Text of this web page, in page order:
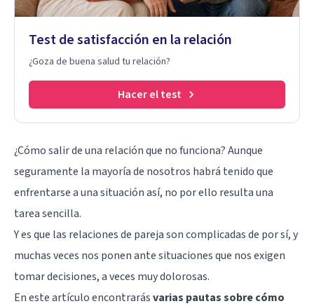
Test de satisfacción en la relación
¿Goza de buena salud tu relación?
Hacer el test
¿Cómo salir de una relación que no funciona? Aunque
seguramente la mayoría de nosotros habrá tenido que
enfrentarse a una situación así, no por ello resulta una
tarea sencilla.
Y es que las relaciones de pareja son complicadas de por sí, y
muchas veces nos ponen ante situaciones que nos exigen
tomar decisiones, a veces muy dolorosas.
En este artículo encontrarásvarias pautas sobre cómo